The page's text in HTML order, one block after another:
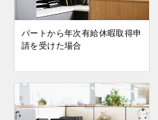
パートから年次有給休暇取得申
請を受けた場合